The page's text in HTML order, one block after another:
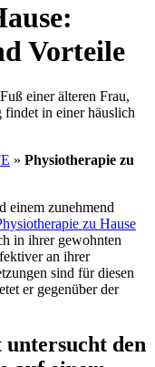
Vorteile
» Physiotherapie zu
einem zunehmend
zu Hause
in ihrer gewohnten
an ihrer
sind für diesen
er gegenüber der